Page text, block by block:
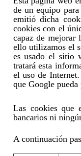
de un equipo
emitió dicha
cookies con el
capaz de mejorar
ello utilizamos el
es usado el sitio
tratará esta
el uso de
que Google pueda
Las cookies que
bancarios ni
A continuación